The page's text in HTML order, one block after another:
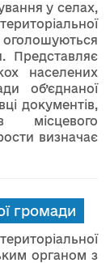
у селах,
оголошуються
Представляє
населених
об’єднаної
документів,
визначає
громади
органом з